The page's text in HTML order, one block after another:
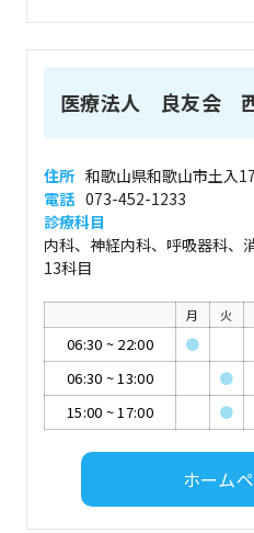
医療法人 良友会
住所 和歌山県和歌山市土入
電話 073-452-1233
診療科目
内科、神経内科、呼吸器科、
13科目
月 火
06:30 ~ 22:00 ●
06:30 ~13:00 ●
15:00 ~17:00 ●
ホーム